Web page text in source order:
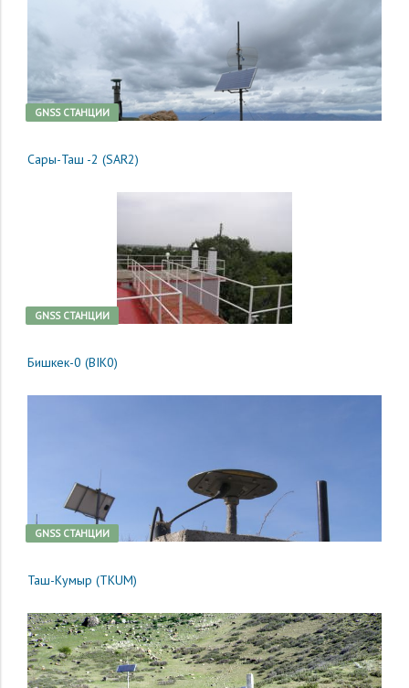
GNSS CТАНЦИИ
Сары-Таш -2 (SAR2)
GNSS CТАНЦИИ
Бишкек-0 (BIK0)
GNSS CТАНЦИИ
Таш-Кумыр (TKUM)